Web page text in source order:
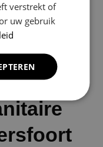
voorop.
zonder
je nieuwe sanitair.
verstrekt of
uw gebruik